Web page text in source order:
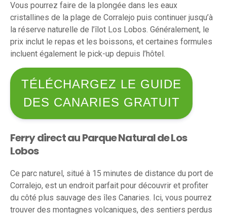
Vous pourrez faire de la plongée dans les eaux
cristallines de la plage de Corralejo puis continuer jusqu’à
la réserve naturelle de l’îlot Los Lobos. Généralement, le
prix inclut le repas et les boissons, et certaines formules
incluent également le pick-up depuis l’hôtel.
TÉLÉCHARGEZ LE GUIDE
DES CANARIES GRATUIT
Ferry direct au Parque Natural de Los
Lobos
Ce parc naturel, situé à 15 minutes de distance du port de
Corralejo, est un endroit parfait pour découvrir et profiter
du côté plus sauvage des îles Canaries. Ici, vous pourrez
trouver des montagnes volcaniques, des sentiers perdus